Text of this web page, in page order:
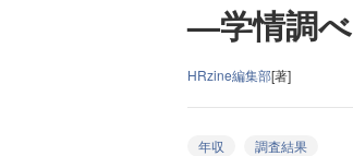
—学情調べ
HRzine編集部[著]
年収 調査結果